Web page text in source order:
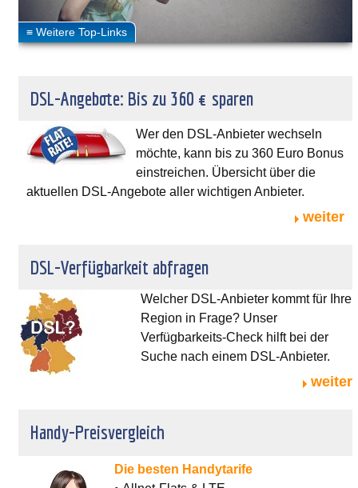
DSL-Angebote: Bis zu 360 € sparen
Wer den DSL-Anbieter wechseln
möchte, kann bis zu 360 Euro Bonus
einstreichen. Übersicht über die
aktuellen DSL-Angebote aller wichtigen Anbieter.
weiter
DSL-Verfügbarkeit abfragen
Welcher DSL-Anbieter kommt für Ihre
Region in Frage? Unser
Verfügbarkeits-Check hilft bei der
Suche nach einem DSL-Anbieter.
weiter
Handy-Preisvergleich
Die besten Handytarife